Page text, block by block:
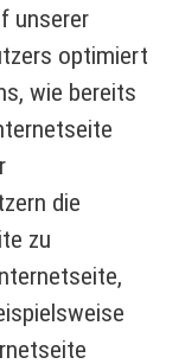
unserer
optimiert
wie bereits
die
zu